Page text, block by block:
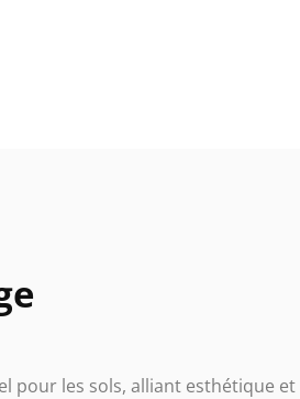
pour les sols, alliant esthétique et